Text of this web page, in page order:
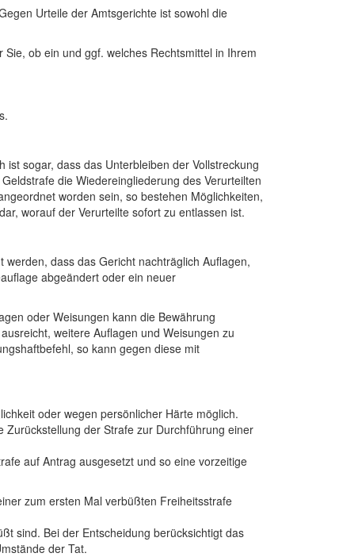
Urteile der Amtsgerichte ist sowohl die
ob ein und ggf. welches Rechtsmittel in Ihrem
sogar, dass das Unterbleiben der Vollstreckung
die Wiedereingliederung des Verurteilten
worden sein, so bestehen Möglichkeiten,
worauf der Verurteilte sofort zu entlassen ist.
dass das Gericht nachträglich Auflagen,
abgeändert oder ein neuer
oder Weisungen kann die Bewährung
weitere Auflagen und Weisungen zu
so kann gegen diese mit
oder wegen persönlicher Härte möglich.
der Strafe zur Durchführung einer
auf Antrag ausgesetzt und so eine vorzeitige
zum ersten Mal verbüßten Freiheitsstrafe
sind. Bei der Entscheidung berücksichtigt das
der Tat.